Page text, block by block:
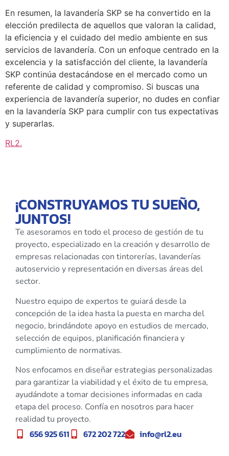
En resumen, la lavandería SKP se ha convertido en la
elección predilecta de aquellos que valoran la calidad,
la eficiencia y el cuidado del medio ambiente en sus
servicios de lavandería. Con un enfoque centrado en la
excelencia y la satisfacción del cliente, la lavandería
SKP continúa destacándose en el mercado como un
referente de calidad y compromiso. Si buscas una
experiencia de lavandería superior, no dudes en confiar
en la lavandería SKP para cumplir con tus expectativas
y superarlas.
RL2.
¡CONSTRUYAMOS TU SUEÑO,
JUNTOS!
Te asesoramos en todo el proceso de gestión de tu
proyecto, especializado en la creación y desarrollo de
empresas relacionadas con tintorerías, lavanderías
autoservicio y representación en diversas áreas del
sector.
Nuestro equipo de expertos te guiará desde la
concepción de la idea hasta la puesta en marcha del
negocio, brindándote apoyo en estudios de mercado,
selección de equipos, planificación financiera y
cumplimiento de normativas.
Nos enfocamos en diseñar estrategias personalizadas
para garantizar la viabilidad y el éxito de tu empresa,
ayudándote a tomar decisiones informadas en cada
etapa del proceso. Confía en nosotros para hacer
realidad tu proyecto.
656 925 611 672 202 722 info@rl2.eu